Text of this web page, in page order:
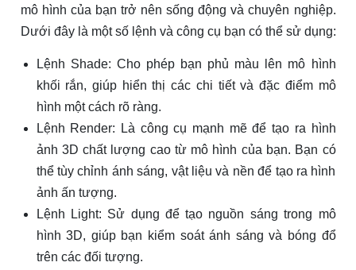
mô hình của bạn trở nên sống động và chuyên nghiệp.
Dưới đây là một số lệnh và công cụ bạn có thể sử dụng:
Lệnh Shade: Cho phép bạn phủ màu lên mô hình
khối rắn, giúp hiển thị các chi tiết và đặc điểm mô
hình một cách rõ ràng.
Lệnh Render: Là công cụ mạnh mẽ để tạo ra hình
ảnh 3D chất lượng cao từ mô hình của bạn. Bạn có
thể tùy chỉnh ánh sáng, vật liệu và nền để tạo ra hình
ảnh ấn tượng.
Lệnh Light: Sử dụng để tạo nguồn sáng trong mô
hình 3D, giúp bạn kiểm soát ánh sáng và bóng đổ
trên các đối tượng.